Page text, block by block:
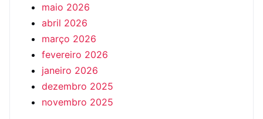
maio 2026
abril 2026
março 2026
fevereiro 2026
janeiro 2026
dezembro 2025
novembro 2025